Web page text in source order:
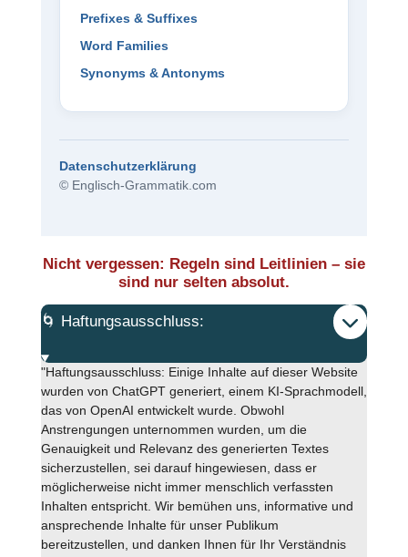
Prefixes & Suffixes
Word Families
Synonyms & Antonyms
Datenschutzerklärung
© Englisch-Grammatik.com
Nicht vergessen: Regeln sind Leitlinien – sie
sind nur selten absolut.
🌀 Haftungsausschluss:
"Haftungsausschluss: Einige Inhalte auf dieser Website
wurden von ChatGPT generiert, einem KI-Sprachmodell,
das von OpenAI entwickelt wurde. Obwohl
Anstrengungen unternommen wurden, um die
Genauigkeit und Relevanz des generierten Textes
sicherzustellen, sei darauf hingewiesen, dass er
möglicherweise nicht immer menschlich verfassten
Inhalten entspricht. Wir bemühen uns, informative und
ansprechende Inhalte für unser Publikum
bereitzustellen, und danken Ihnen für Ihr Verständnis